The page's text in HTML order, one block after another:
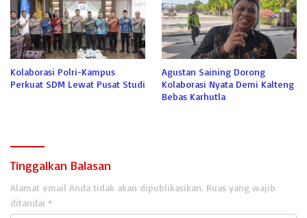
Kolaborasi Polri-Kampus
Perkuat SDM Lewat Pusat Studi
Agustan Saining Dorong
Kolaborasi Nyata Demi Kalteng
Bebas Karhutla
Tinggalkan Balasan
Alamat email Anda tidak akan dipublikasikan. Ruas yang wajib
ditandai *